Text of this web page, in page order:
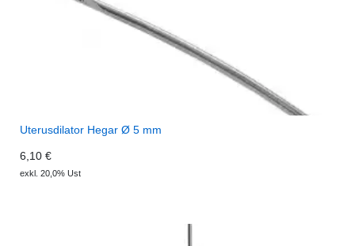
Uterusdilator Hegar Ø 5 mm
6,10 €
exkl. 20,0% Ust